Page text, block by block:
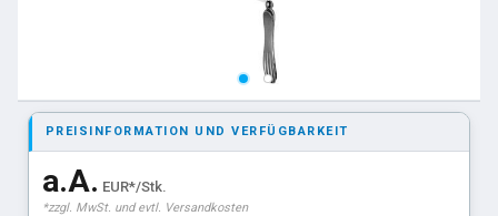
PREISINFORMATION UND VERFÜGBARKEIT
a.A. EUR*/Stk.
*zzgl. MwSt. und evtl. Versandkosten